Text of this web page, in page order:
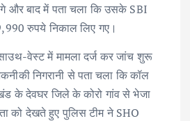
और बाद में पता चला कि उसके SBI
रुपये निकाल लिए गए।
वेस्ट में मामला दर्ज कर जांच शुरू
निगरानी से पता चला कि कॉल
के देवघर जिले के कोरो गांव से भेजा
को देखते हुए पुलिस टीम ने SHO